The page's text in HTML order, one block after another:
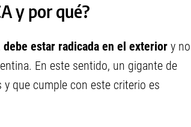
y por qué?
debe estar radicada en el exterior y no
En este sentido, un gigante de
que cumple con este criterio es